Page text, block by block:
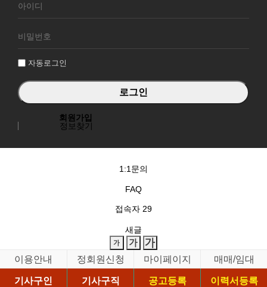
원
그
자동로그인
회원가입
정보찾기
1:1문의
FAQ
접속자 29
새글
이용안내 정회원신청 마이페이지
매매/임대
기사구인
기사구직 공고등록
이력서등록